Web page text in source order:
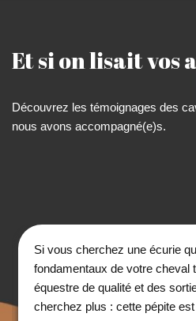
Et si on lisait vos
Découvrez les témoignages des
nous avons accompagné(e)s.
Si vous cherchez une écurie
fondamentaux de votre cheval
équestre de qualité et des
cherchez plus : cette pépite